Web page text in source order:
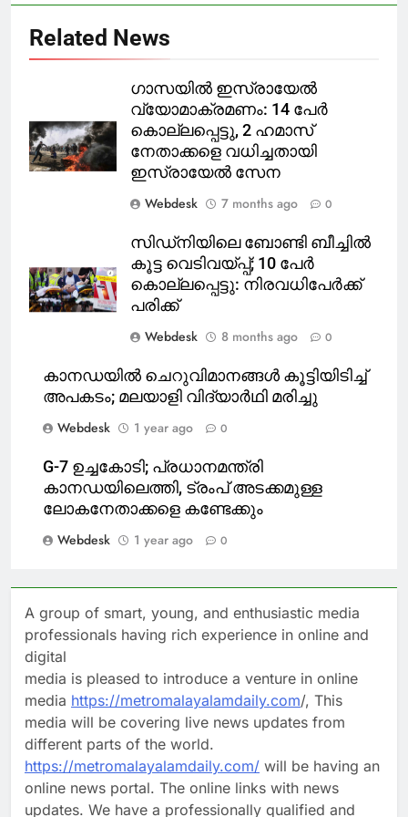
Related News
ഗാസയിൽ ഇസ്രായേൽ
വ്യോമാക്രമണം: 14 പേർ
കൊല്ലപ്പെട്ടു, 2 ഹമാസ്
നേതാക്കളെ വധിച്ചതായി
ഇസ്രായേൽ സേന
Webdesk
7 months ago 0
സിഡ്‌നിയിലെ ബോണ്ടി ബീച്ചിൽ
കൂട്ട വെടിവയ്പ്പ്; 10 പേർ
കൊല്ലപ്പെട്ടു: നിരവധിപേർക്ക്
പരിക്ക്
Webdesk
8 months ago 0
കാനഡയിൽ ചെറുവിമാനങ്ങള്‍ കൂട്ടിയിടിച്ച്
അപകടം; മലയാളി വിദ്യാര്‍ഥി മരിച്ചു
Webdesk
1 year ago 0
G-7 ഉച്ചകോടി; പ്രധാനമന്ത്രി
കാനഡയിലെത്തി, ട്രംപ് അടക്കമുള്ള
ലോകനേതാക്കളെ കണ്ടേക്കും
Webdesk
1 year ago 0
A group of smart, young, and enthusiastic media
professionals having rich experience in online and
digital
media is pleased to introduce a venture in online
media https://metromalayalamdaily.com/, This
media will be covering live news updates from
different parts of the world.
https://metromalayalamdaily.com/ will be having an
online news portal. The online links with news
updates. We have a professionally qualified and